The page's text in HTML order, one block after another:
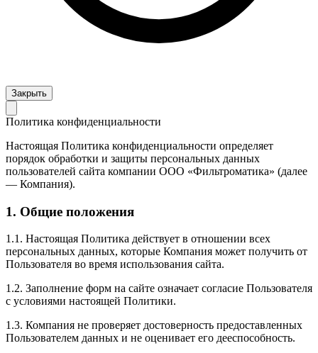
Закрыть
Политика конфиденциальности
Настоящая Политика конфиденциальности определяет
порядок обработки и защиты персональных данных
пользователей сайта компании ООО «Фильтроматика» (далее
— Компания).
1. Общие положения
1.1. Настоящая Политика действует в отношении всех
персональных данных, которые Компания может получить от
Пользователя во время использования сайта.
1.2. Заполнение форм на сайте означает согласие Пользователя
с условиями настоящей Политики.
1.3. Компания не проверяет достоверность предоставленных
Пользователем данных и не оценивает его дееспособность.